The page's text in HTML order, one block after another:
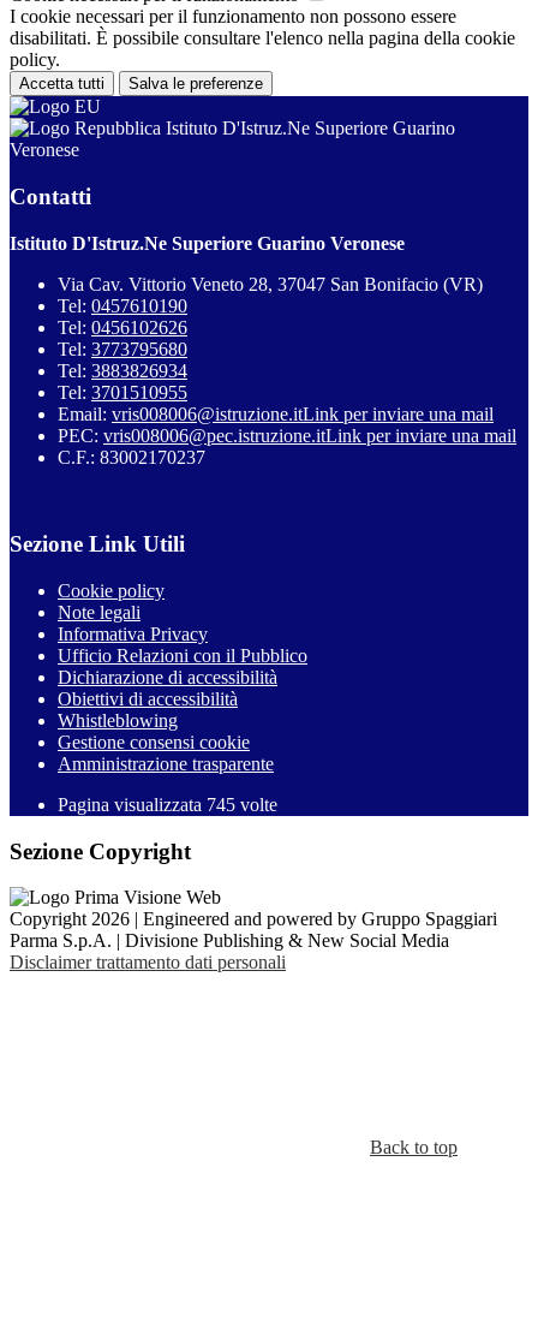
I cookie necessari per il funzionamento non possono essere
disabilitati. È possibile consultare l'elenco nella pagina della cookie
policy.
Accetta tutti Salva le preferenze
Istituto D'Istruz.Ne Superiore Guarino
Veronese
Contatti
Istituto D'Istruz.Ne Superiore Guarino Veronese
Via Cav. Vittorio Veneto 28, 37047 San Bonifacio (VR)
Tel: 0457610190
Tel: 0456102626
Tel: 3773795680
Tel: 3883826934
Tel: 3701510955
Email: vris008006@istruzione.itLink per inviare una mail
PEC: vris008006@pec.istruzione.itLink per inviare una mail
C.F.: 83002170237
Sezione Link Utili
Cookie policy
Note legali
Informativa Privacy
Ufficio Relazioni con il Pubblico
Dichiarazione di accessibilità
Obiettivi di accessibilità
Whistleblowing
Gestione consensi cookie
Amministrazione trasparente
Pagina visualizzata 745 volte
Sezione Copyright
Copyright 2026 | Engineered and powered by Gruppo Spaggiari
Parma S.p.A. | Divisione Publishing & New Social Media
Disclaimer trattamento dati personali
Back to top